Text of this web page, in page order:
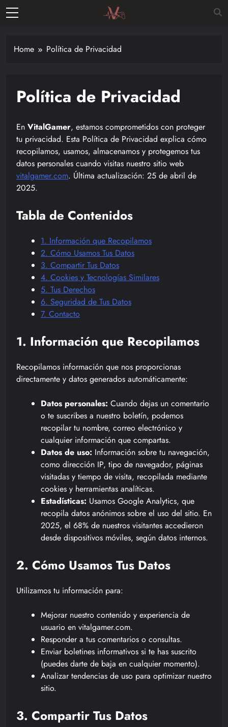
Skip
opiniones
de las
en el
mundo de
videojuegos
–
Nintendo,
Playstac
Home Política de Privacidad
Política de Privacidad
En VitalGamer, estamos comprometidos con proteger
tu privacidad. Esta Política de Privacidad explica cómo
recopilamos, usamos, almacenamos y protegemos tus
datos personales cuando visitas nuestro sitio web
vitalgamer.com. Última actualización: 25 de abril de
2025.
Tabla de Contenidos
1. Información que Recopilamos
2. Cómo Usamos Tus Datos
3. Compartir Tus Datos
4. Cookies y Tecnologías Similares
5. Tus Derechos
6. Seguridad de Tus Datos
7. Contacto
1. Información que Recopilamos
Recopilamos información que nos proporcionas
directamente y datos generados automáticamente:
Datos personales: Cuando dejas un comentario
o te suscribes a nuestro boletín, podemos
recopilar tu nombre, correo electrónico y
cualquier información que compartas.
Datos de uso: Información sobre tu navegación,
como dirección IP, tipo de navegador, páginas
visitadas y tiempo de visita, recopilada mediante
cookies y herramientas analíticas.
Estadísticas: Usamos Google Analytics, que
recopila datos anónimos sobre el uso del sitio. En
2025, el 68% de nuestros visitantes accedieron
desde dispositivos móviles, según datos internos.
2. Cómo Usamos Tus Datos
Utilizamos tu información para:
Mejorar nuestro contenido y experiencia de
usuario en vitalgamer.com.
Responder a tus comentarios o consultas.
Enviar boletines informativos si te has suscrito
(puedes darte de baja en cualquier momento).
Analizar tendencias de uso para optimizar nuestro
sitio.
3. Compartir Tus Datos